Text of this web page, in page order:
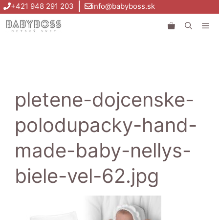
Preskočiť
na
obsah
+421 948 291 203 info@babyboss.sk
pletene-dojcenske-
polodupacky-hand-
made-baby-nellys-
biele-vel-62.jpg